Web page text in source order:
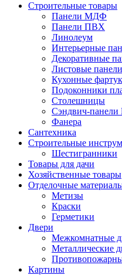
Строительные товары
Панели МДФ
Панели ПВХ
Линолеум
Интерьерные
Декоративные
Листовые панели
Кухонные
Подоконники
Столешницы
Сэндвич-
Фанера
Сантехника
Строительные
Шестигранники
Товары для дачи
Хозяйственные товары
Отделочные
Метизы
Краски
Герметики
Двери
Межкомнатные
Металлические
Картины